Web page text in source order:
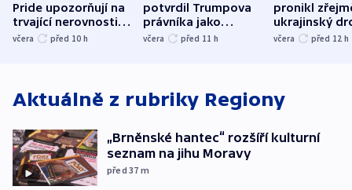
Pride upozorňují na
trvající nerovnosti i
společenskou
včera před 10 h
potvrdil Trumpova
právníka jako
ministra
včera před 11 h
pronikl
ukrajinský
explodoval
včera před 12 h
Aktuálně z rubriky Regiony
„Brněnské hantec“ rozšíří kulturní
seznam na jihu Moravy
před 37 m